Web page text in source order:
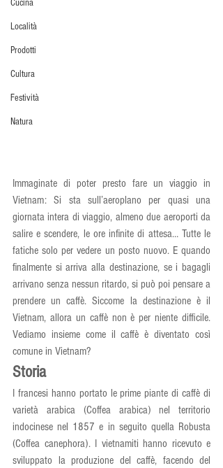
Cucina
Località
Prodotti
Cultura
Festività
Natura
Immaginate di poter presto fare un viaggio in
Vietnam: Si sta sull’aeroplano per quasi una
giornata intera di viaggio, almeno due aeroporti da
salire e scendere, le ore infinite di attesa… Tutte le
fatiche solo per vedere un posto nuovo. E quando
finalmente si arriva alla destinazione, se i bagagli
arrivano senza nessun ritardo, si può poi pensare a
prendere un caffè. Siccome la destinazione è il
Vietnam, allora un caffè non è per niente difficile.
Vediamo insieme come il caffè è diventato così
comune in Vietnam?
Storia
I francesi hanno portato le prime piante di caffè di
varietà arabica (Coffea arabica) nel territorio
indocinese nel 1857 e in seguito quella Robusta
(Coffea canephora). I vietnamiti hanno ricevuto e
sviluppato la produzione del caffè, facendo del